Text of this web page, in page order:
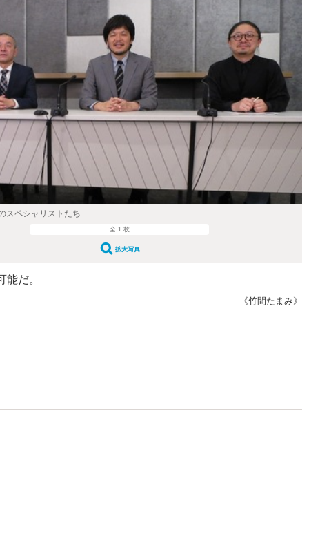
スペシャリストたち
全 1 枚
拡大写真
だ。
《竹間たまみ》